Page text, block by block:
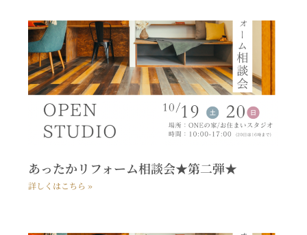
あったかリフォーム相談会★第二弾★
詳しくはこちら »